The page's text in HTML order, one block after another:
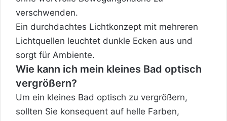
verschwenden.
Ein durchdachtes Lichtkonzept mit mehreren
Lichtquellen leuchtet dunkle Ecken aus und
sorgt für Ambiente.
Wie kann ich mein kleines Bad optisch
vergrößern?
Um ein kleines Bad optisch zu vergrößern,
sollten Sie konsequent auf helle Farben,